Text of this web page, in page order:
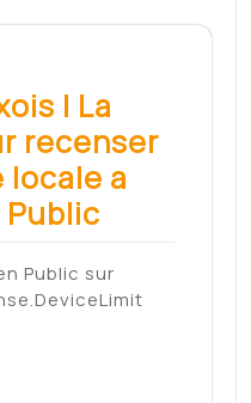
| La
recenser
a
Public sur